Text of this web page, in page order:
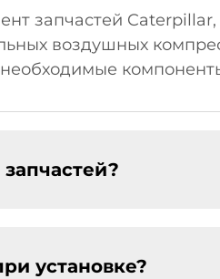
запчастей
воздушных
установке?